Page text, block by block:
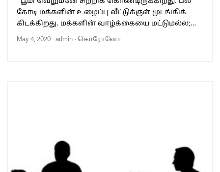
கோடி மக்களின் உழைப்பு வீட்டுக்குள் முடங்கிக்
கிடக்கிறது. மக்களின் வாழ்க்கையை மட்டுமல்ல;…
May 4, 2020-admin · கொரோனோ